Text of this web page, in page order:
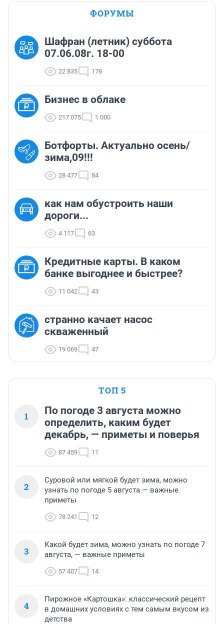
ФОРУМЫ
Шафран (летник) суббота
07.06.08г. 18-00
22 835 178
Бизнес в облаке
217 075 1 000
Ботфорты. Актуально осень/
зима,09!!!
28 477 84
как нам обустроить наши
дороги...
4 117 63
Кредитные карты. В каком
банке выгоднее и быстрее?
11 042 43
странно качает насос
скваженный
19 069 47
ТОП 5
1
По погоде 3 августа можно
определить, каким будет
декабрь, — приметы и поверья
87 459 11
2
Суровой или мягкой будет зима, можно
узнать по погоде 5 августа — важные
приметы
78 241 12
3
Какой будет зима, можно узнать по погоде 7
августа, — важные приметы
57 407 14
4
Пирожное «Картошка»: классический рецепт
в домашних условиях с тем самым вкусом из
детства